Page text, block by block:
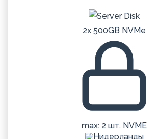
2x 500GB NVMe
max: 2 шт. NVME